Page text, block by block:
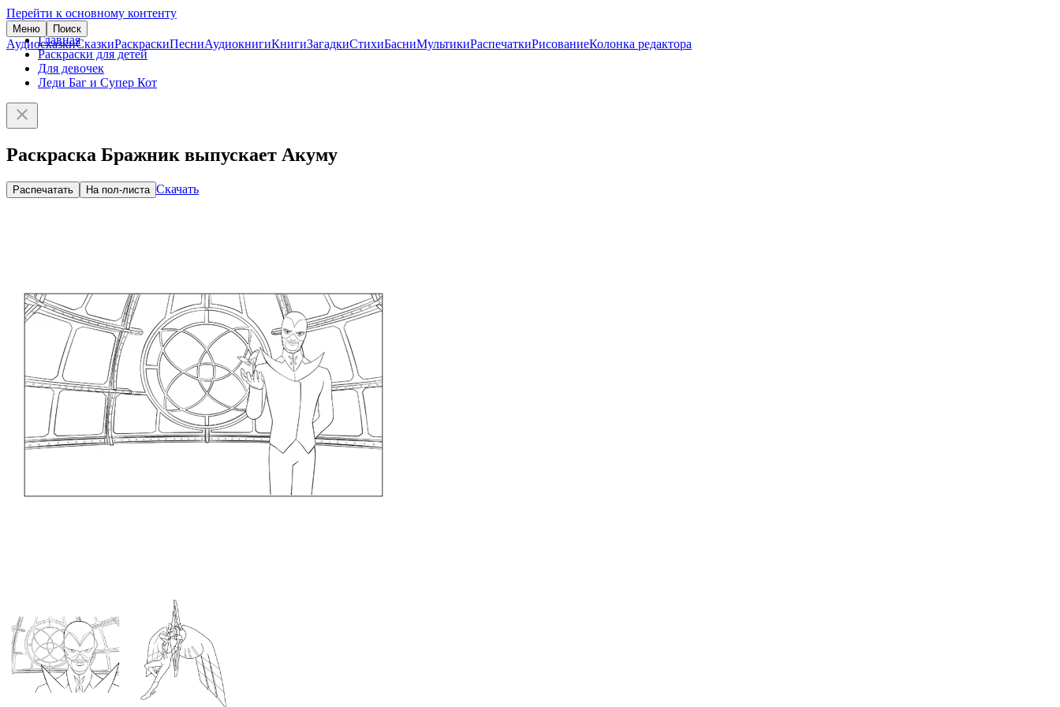
Перейти к основному контенту
Меню Поиск
АудиосказкиСказкиРаскраскиПесниАудиокнигиКнигиЗагадкиСтихиБасниМультикиРаспечаткиРисованиеКолонка редактора
Главная
Раскраски для детей
Для девочек
Леди Баг и Супер Кот
Раскраска Бражник выпускает Акуму
Распечатать На пол-листа Скачать